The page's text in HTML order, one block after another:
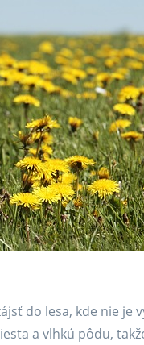
do lesa, kde nie je
a vlhkú pôdu,